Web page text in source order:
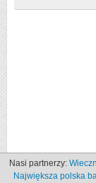
Nasi partnerzy:
Największa polska